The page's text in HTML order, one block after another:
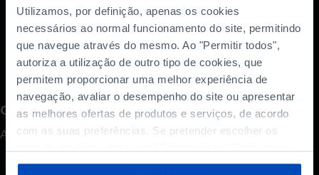
Utilizamos, por definição, apenas os cookies
necessários ao normal funcionamento do site, permitindo
que navegue através do mesmo. Ao "Permitir todos",
autoriza a utilização de outro tipo de cookies, que
permitem proporcionar uma melhor experiência de
navegação, avaliar o desempenho do site ou apresentar
as melhores ofertas de produtos e serviços, de acordo
com as suas preferências. Se pretender escolher os
sobre cookies através da gestão de preferências ou da
conversa que juntou com Bruno Cardoso Reis,
Isabel Grilo e Constanze Stelzenmüller, moderada
pelo colunista Ricardo Costa.
Como avalia este conteúdo?
A sua opinião é importante.